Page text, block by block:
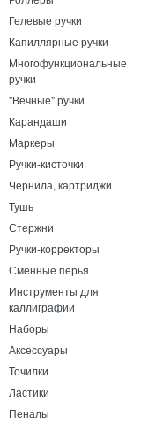
Гелевые ручки
Капиллярные ручки
Многофункциональные
ручки
"Вечные" ручки
Карандаши
Маркеры
Ручки-кисточки
Чернила, картриджи
Тушь
Стержни
Ручки-корректоры
Сменные перья
Инструменты для
каллиграфии
Наборы
Аксессуары
Точилки
Ластики
Пеналы